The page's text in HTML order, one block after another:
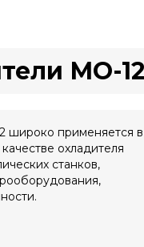
МО-
широко применяется в
охладителя
станков,